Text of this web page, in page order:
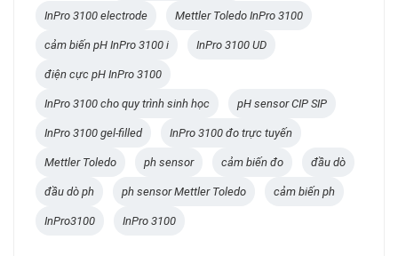
InPro 3100 electrode Mettler Toledo InPro 3100
cảm biến pH InPro 3100 i InPro 3100 UD
điện cực pH InPro 3100
InPro 3100 cho quy trình sinh học pH sensor CIP SIP
InPro 3100 gel-filled InPro 3100 đo trực tuyến
Mettler Toledo ph sensor cảm biến đo đầu dò
đầu dò ph ph sensor Mettler Toledo cảm biến ph
InPro3100 InPro 3100